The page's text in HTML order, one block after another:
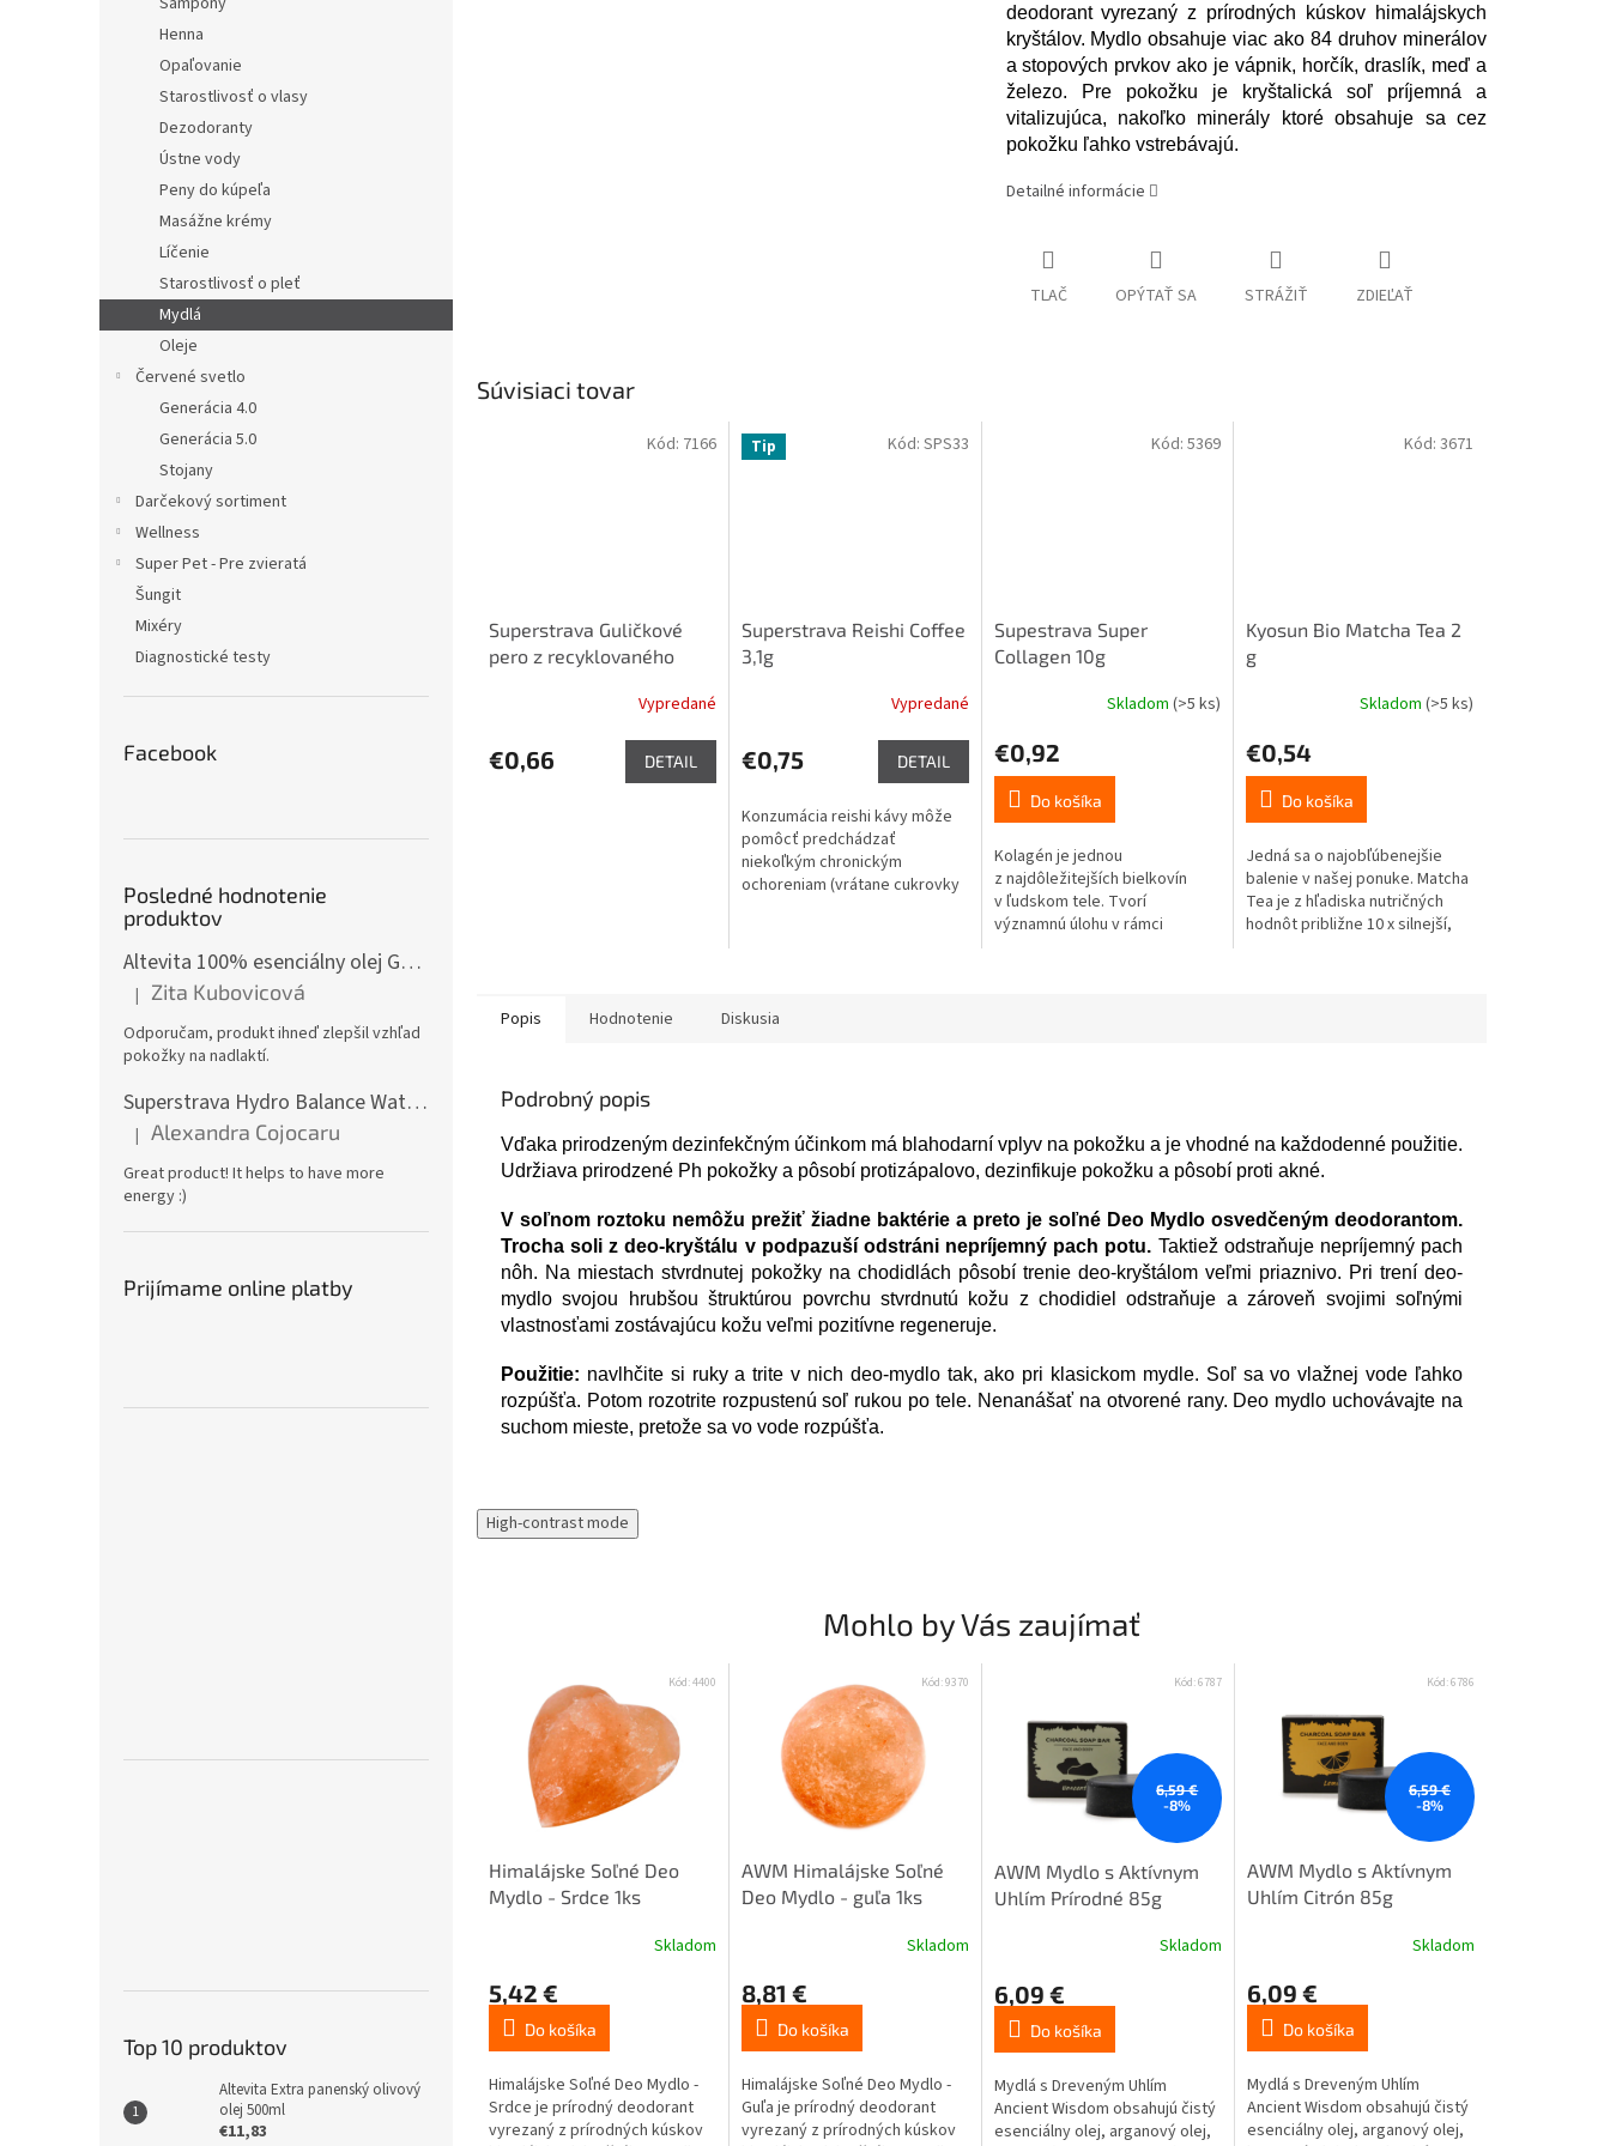
Henna
Opaľovanie
Starostlivosť o vlasy
Dezodoranty
Ústne vody
Peny do kúpeľa
Masážne krémy
Líčenie
Starostlivosť o pleť
Mydlá
Oleje
Červené svetlo
Generácia 4.0
Generácia 5.0
Stojany
Darčekový sortiment
Wellness
Super Pet - Pre zvieratá
Šungit
Mixéry
Diagnostické testy
Facebook
Posledné hodnotenie
produktov
Altevita 100% esenciálny olej GÁFOR – Olej pozitívnej energie 10ml
Hodnotenie produktu je 5 z 5 hviezdičiek.
| Zita Kubovicová
Odporučam, produkt ihneď zlepšil vzhľad
pokožky na nadlaktí.
Superstrava Hydro Balance Watermelon electrolytes Box 30 x 4,7g
Hodnotenie produktu je 5 z 5 hviezdičiek.
| Alexandra Cojocaru
Great product! It helps to have more
energy :)
Prijímame online platby
Top 10 produktov
Altevita Extra panenský olivový
olej 500ml
€11,83
deodorant vyrezaný z prírodných kúskov himalájskych
kryštálov. Mydlo obsahuje viac ako 84 druhov minerálov
a stopových prvkov ako je vápnik, horčík, draslík, meď a
železo. Pre pokožku je kryštalická soľ príjemná a
vitalizujúca, nakoľko minerály ktoré obsahuje sa cez
pokožku ľahko vstrebávajú.
Detailné informácie
TLAČ OPÝTAŤ SA STRÁŽIŤ ZDIEĽAŤ
Súvisiaci tovar
Superstrava Guličkové
pero z recyklovaného
Vypredané
€0,66 DETAIL
Kód: 7166 Tip
Superstrava Reishi Coffee
3,1g
produktu
je
z
5
hviezdičiek.
Vypredané
€0,75 DETAIL
Konzumácia reishi kávy môže
pomôcť predchádzať
niekoľkým chronickým
ochoreniam (vrátane cukrovky
Kód: SPS33
Supestrava Super
Collagen 10g
Skladom(>5 ks)
€0,92
Do košíka
Kolagén je jednou
z najdôležitejších bielkovín
v ľudskom tele. Tvorí
významnú úlohu v rámci
Kód:5369
Kyosun Bio Matcha Tea 2
g
Skladom (>5 ks)
€0,54
Do košíka
Jedná sa o najobľúbenejšie
balenie v našej ponuke. Matcha
Tea je z hľadiska nutričných
hodnôt približne 10 x silnejší,
Kód: 3671
Popis Hodnotenie Diskusia
Podrobný popis
Vďaka prirodzeným dezinfekčným účinkom má blahodarní vplyv na pokožku a je vhodné na každodenné použitie.
Udržiava prirodzené Ph pokožky a pôsobí protizápalovo, dezinfikuje pokožku a pôsobí proti akné.
V soľnom roztoku nemôžu prežiť žiadne baktérie a preto je soľné Deo Mydlo osvedčeným deodorantom.
Trocha soli z deo-kryštálu v podpazuší odstráni nepríjemný pach potu. Taktiež odstraňuje nepríjemný pach
nôh. Na miestach stvrdnutej pokožky na chodidlách pôsobí trenie deo-kryštálom veľmi priaznivo. Pri trení deo-
mydlo svojou hrubšou štruktúrou povrchu stvrdnutú kožu z chodidiel odstraňuje a zároveň svojimi soľnými
vlastnosťami zostávajúcu kožu veľmi pozitívne regeneruje.
Použitie: navlhčite si ruky a trite v nich deo-mydlo tak, ako pri klasickom mydle. Soľ sa vo vlažnej vode ľahko
rozpúšťa. Potom rozotrite rozpustenú soľ rukou po tele. Nenanášať na otvorené rany. Deo mydlo uchovávajte na
suchom mieste, pretože sa vo vode rozpúšťa.
High-contrast mode
Mohlo by Vás zaujímať
Himalájske Soľné Deo
Mydlo - Srdce 1ks
Skladom
5,42 €
Do košíka
Himalájske Soľné Deo Mydlo -
Srdce je prírodný deodorant
vyrezaný z prírodných kúskov
Kód:4400
AWM Himalájske Soľné
Deo Mydlo - guľa 1ks
Skladom
8,81 €
Do košíka
Himalájske Soľné Deo Mydlo -
Guľa je prírodný deodorant
vyrezaný z prírodných kúskov
Kód:9370
6,59 €
-8%
AWM Mydlo s Aktívnym
Uhlím Prírodné 85g
Skladom
6,09 €
Do košíka
Mydlá s Dreveným Uhlím
Ancient Wisdom obsahujú čistý
esenciálny olej, arganový olej,
Kód:6787
6,59 €
-8%
AWM Mydlo s Aktívnym
Uhlím Citrón 85g
Skladom
6,09 €
Do košíka
Mydlá s Dreveným Uhlím
Ancient Wisdom obsahujú čistý
esenciálny olej, arganový olej,
Kód:6786